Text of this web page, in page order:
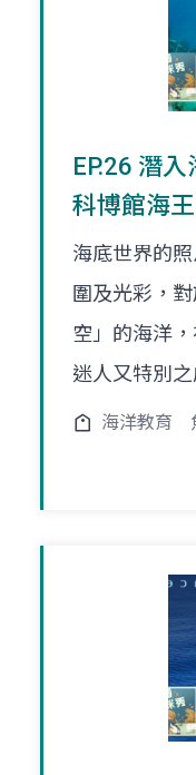
EP.26 潛
科博館海
海底世界的
圍及光彩，
空」的海洋
迷人又特別之
海洋教育